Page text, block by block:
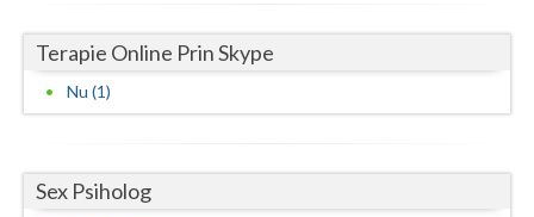
Terapie Online Prin Skype
Nu (1)
Sex Psiholog